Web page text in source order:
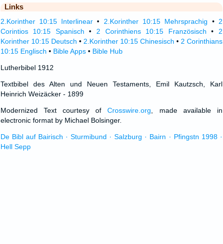
Links
2.Korinther 10:15 Interlinear • 2.Korinther 10:15 Mehrsprachig • 2
Corintios 10:15 Spanisch • 2 Corinthiens 10:15 Französisch • 2
Korinther 10:15 Deutsch • 2.Korinther 10:15 Chinesisch • 2 Corinthians
10:15 Englisch • Bible Apps• Bible Hub
Lutherbibel 1912
Textbibel des Alten und Neuen Testaments, Emil Kautzsch, Karl
Heinrich Weizäcker - 1899
Modernized Text courtesy ofCrosswire.org , made available in
electronic format by Michael Bolsinger.
De Bibl auf Bairisch · Sturmibund · Salzburg · Bairn · Pfingstn 1998 ·
Hell Sepp